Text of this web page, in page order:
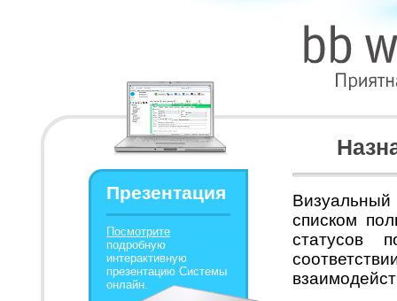
Презентация
Посмотрите
подробную
интерактивную
презентацию Системы
онлайн.
списком
статусов